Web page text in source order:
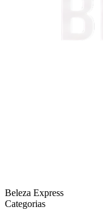
Beleza Express
Categorias